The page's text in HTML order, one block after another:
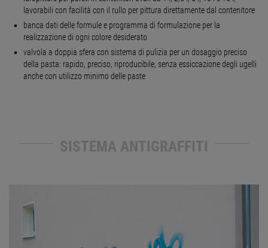
lavorabili con facilità con il rullo per pittura direttamente dal contenitore
banca dati delle formule e programma di formulazione per la
realizzazione di ogni colore desiderato
valvola a doppia sfera con sistema di pulizia per un dosaggio preciso
della pasta: rapido, preciso, riproducibile, senza essiccazione degli ugelli
anche con utilizzo minimo delle paste
SISTEMA ANTIGRAFFITI